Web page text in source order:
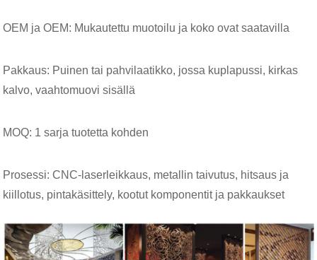
OEM ja OEM: Mukautettu muotoilu ja koko ovat saatavilla
Pakkaus: Puinen tai pahvilaatikko, jossa kuplapussi, kirkas
kalvo, vaahtomuovi sisällä
MOQ: 1 sarja tuotetta kohden
Prosessi: CNC-laserleikkaus, metallin taivutus, hitsaus ja
kiillotus, pintakäsittely, kootut komponentit ja pakkaukset